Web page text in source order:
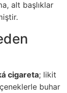
alt başlıklar
cigareta; likit
buhar